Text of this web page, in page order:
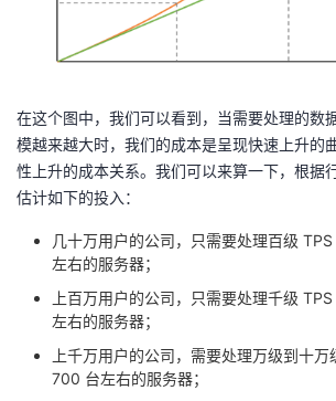
在这个图中，我们可以看到，当需要处理的数
模越来越大时，我们的成本是呈现快速上升的
性上升的成本关系。我们可以来算一下，根据
估计如下的投入：
几十万用户的公司，只需要处理百级
左右的服务器；
上百万用户的公司，只需要处理千级
左右的服务器；
上千万用户的公司，需要处理万级到十
700 台左右的服务器；